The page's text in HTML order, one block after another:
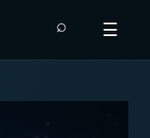
⌕ ☰